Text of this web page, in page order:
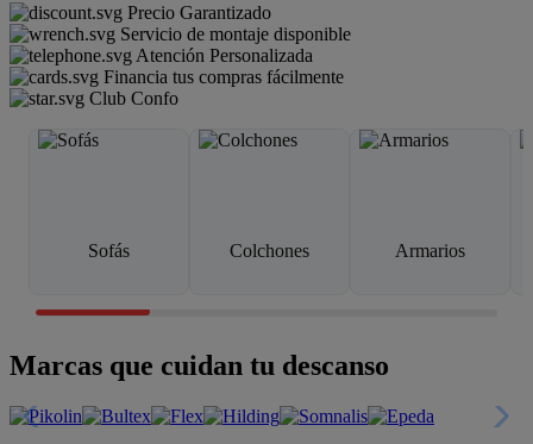
Precio Garantizado
Servicio de montaje disponible
Atención Personalizada
Financia tus compras fácilmente
Club Confo
Sofás Colchones Armarios
Marcas que cuidan tu descanso